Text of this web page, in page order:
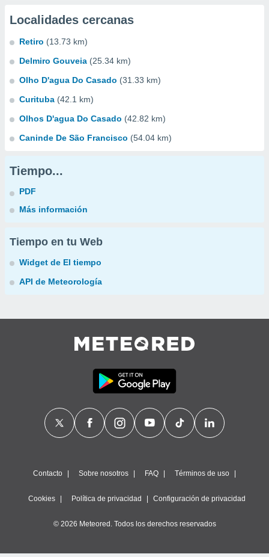
Localidades cercanas
Retiro (13.73 km)
Delmiro Gouveia (25.34 km)
Olho D'agua Do Casado (31.33 km)
Curituba (42.1 km)
Olhos D'agua Do Casado (42.82 km)
Caninde De São Francisco (54.04 km)
Tiempo...
PDF
Más información
Tiempo en tu Web
Widget de El tiempo
API de Meteorología
Contacto Sobre nosotros FAQ Términos de uso
Cookies Política de privacidad Configuración de privacidad
© 2026 Meteored. Todos los derechos reservados